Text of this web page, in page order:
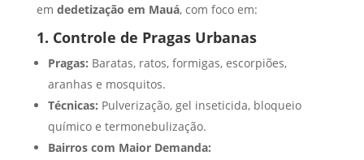
em dedetização em Mauá, com foco em:
1. Controle de Pragas Urbanas
Pragas: Baratas, ratos, formigas, escorpiões,
aranhas e mosquitos.
Técnicas: Pulverização, gel inseticida, bloqueio
químico e termonebulização.
Bairros com Maior Demanda: